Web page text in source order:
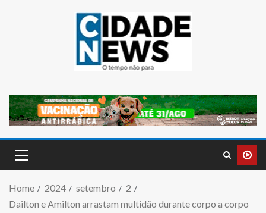
Home 2024 setembro
2
Dailton e Amilton arrastam multidão durante corpo a corpo